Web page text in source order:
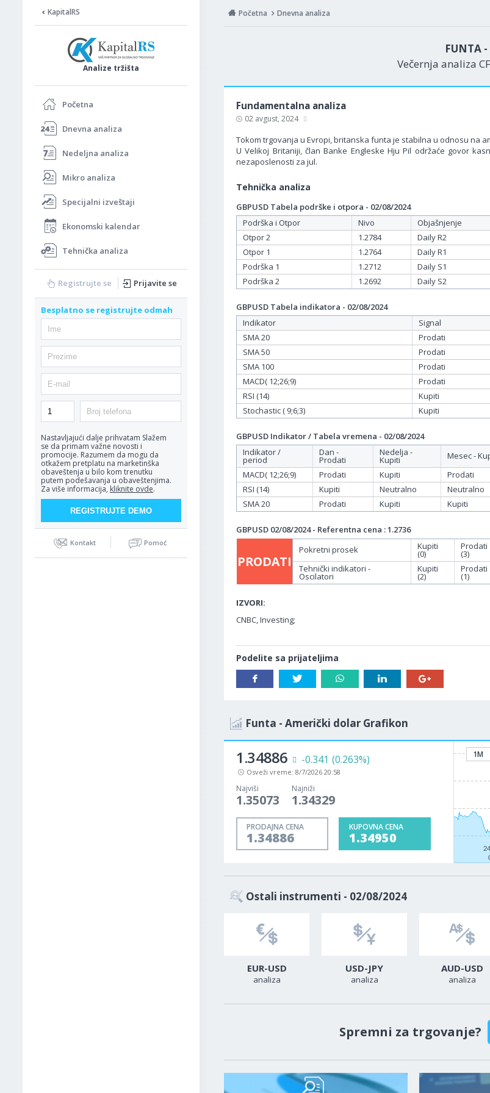
KapitalRS
Analize tržišta
Početna
Dnevna analiza
Nedeljna analiza
Mikro analiza
Specijalni izveštaji
Ekonomski kalendar
Tehnička analiza
Registrujte se Prijavite se
Besplatno se registrujte odmah
Nastavljajući dalje prihvatam Slažem
se da primam važne novosti i
promocije. Razumem da mogu da
otkažem pretplatu na marketinška
obaveštenja u bilo kom trenutku
putem podešavanja u obaveštenjima.
Za više informacija, kliknite ovde.
Kontakt Pomoć
Početna Dnevna analiza
FUNTA
Večernja analiza
Fundamentalna analiza
02 avgust, 2024
Tokom trgovanja u Evropi, britanska funta je stabilna u odnosu na
U Velikoj Britaniji, član Banke Engleske Hju Pil održaće govor
nezaposlenosti za jul.
Tehnička analiza
GBPUSD Tabela podrške i otpora - 02/08/2024
Podrška i Otpor
Nivo
Objašnjenje
Otpor 2
1.2784
Daily R2
Otpor 1
1.2764
Daily R1
Podrška 1
1.2712
Daily S1
Podrška 2
1.2692 Daily S2
GBPUSD Tabela indikatora - 02/08/2024
Indikator
Signal
SMA 20
Prodati
SMA 50
Prodati
SMA 100
Prodati
MACD( 12;26;9)
Prodati
RSI (14)
Kupiti
Stochastic ( 9;6;3)
Kupiti
GBPUSD Indikator / Tabela vremena - 02/08/2024
Indikator /
period
Dan -
Prodati
Nedelja -
Kupiti
Mesec -
MACD( 12;26;9)
Prodati Kupiti
Prodati
RSI (14)
Kupiti Neutralno
Neutralno
SMA 20
Prodati Kupiti Kupiti
GBPUSD 02/08/2024 - Referentna cena : 1.2736
PRODATI
Pokretni prosek Kupiti
(0)
Prodati
(3)
Tehnički indikatori -
Oscilatori
Kupiti
(2)
Prodati
(1)
IZVORI:
CNBC, Investing;
Podelite sa prijateljima
Funta - Američki dolar Grafikon
1.34886 -0.341 (0.263%)
Osveži vreme: 8/7/2026 20:58
Najviši
1.35073
Najniži
1.34329
PRODAJNA CENA
1.34886
KUPOVNA CENA
1.34950
1M
Ostali instrumenti - 02/08/2024
EUR-USD
analiza
USD-JPY
analiza
AUD-USD
analiza
Spremni za trgovanje?